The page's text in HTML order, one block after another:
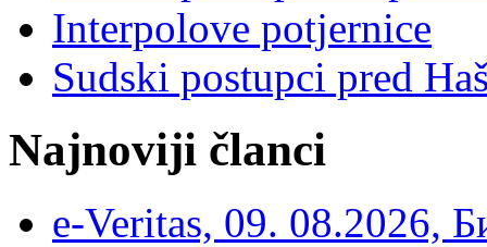
Interpolove potjernice
Sudski postupci pred
Najnoviji članci
e-Veritas, 09. 08.2026,